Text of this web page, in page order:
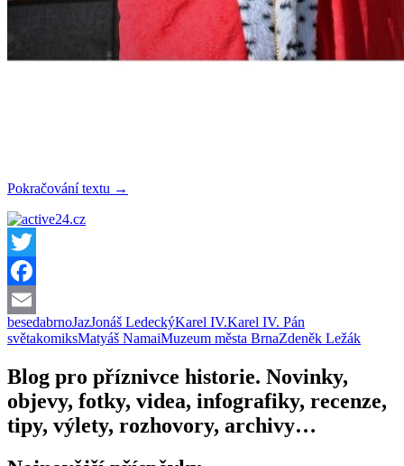
Pokračování textu Beseda
a
Jazem
(9.
6.
2016,
Brno)
→
Twitter
Facebook
Email
besedabrnoJazJonáš LedeckýKarel IV.Karel IV. Pán
světakomiksMatyáš NamaiMuzeum města BrnaZdeněk Ležák
Blog pro příznivce historie. Novinky,
objevy, fotky, videa, infografiky, recenze,
tipy, výlety, rozhovory, archivy…